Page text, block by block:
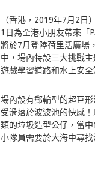
（香港，2019年7月2日
1日為全港小朋友帶來「
將於7月登陸荷里活廣場
中，場內特設三大挑戰
遊戲學習道路和水上安全
場內設有郵輪型的超巨
受滑落於波波池的快感
類的垃圾造型公仔，當
小隊員需要於大海中尋